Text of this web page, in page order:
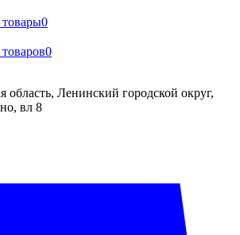
0
0
область, Ленинский городской округ,
вл 8